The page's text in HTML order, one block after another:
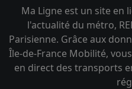
Ma Ligne est un site en
l'actualité du métro,
Parisienne. Grâce aux
Île-de-France Mobilité,
en direct des transports